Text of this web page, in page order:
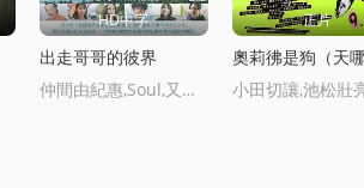
HD中字
出走哥哥的彼界
仲間由紀惠,Soul,又吉伶音,伊波れいり,松田流花,津波竜鬭,內田樹,盧禮歐,玉城敦子,城間やよい,津嘉山正種,寺辻健一郎
正片